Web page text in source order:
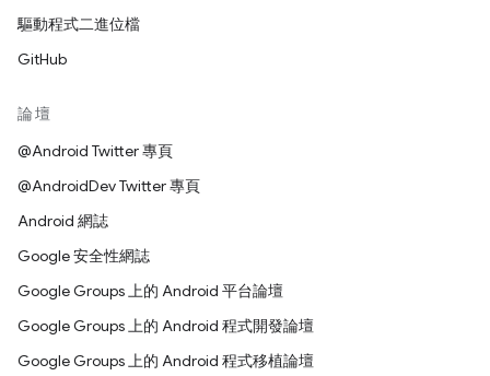
驅動程式二進位檔
GitHub
論壇
@Android Twitter 專頁
@AndroidDev Twitter 專頁
Android 網誌
Google 安全性網誌
Google Groups 上的 Android 平台論壇
Google Groups 上的 Android 程式開發論壇
Google Groups 上的 Android 程式移植論壇